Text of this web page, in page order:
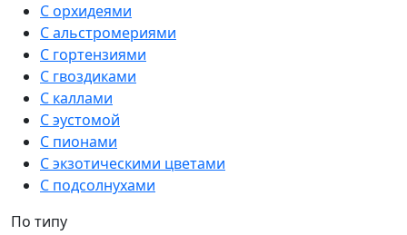
С орхидеями
С альстромериями
С гортензиями
С гвоздиками
С каллами
С эустомой
С пионами
С экзотическими цветами
С подсолнухами
По типу